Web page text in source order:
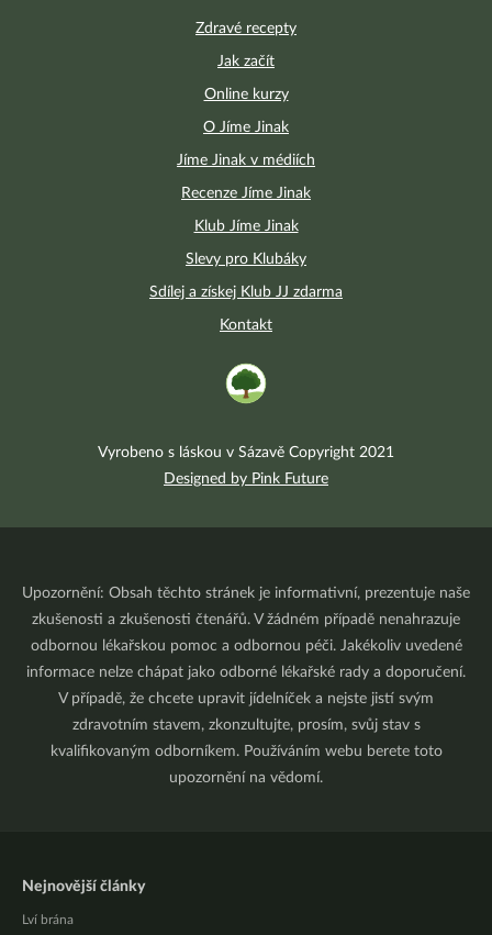
Zdravé recepty
Jak začít
Online kurzy
O Jíme Jinak
Jíme Jinak v médiích
Recenze Jíme Jinak
Klub Jíme Jinak
Slevy pro Klubáky
Sdílej a získej Klub JJ zdarma
Kontakt
Vyrobeno s láskou v Sázavě Copyright 2021
Designed by Pink Future
Upozornění: Obsah těchto stránek je informativní, prezentuje naše
zkušenosti a zkušenosti čtenářů. V žádném případě nenahrazuje
odbornou lékařskou pomoc a odbornou péči. Jakékoliv uvedené
informace nelze chápat jako odborné lékařské rady a doporučení.
V případě, že chcete upravit jídelníček a nejste jistí svým
zdravotním stavem, zkonzultujte, prosím, svůj stav s
kvalifikovaným odborníkem. Používáním webu berete toto
upozornění na vědomí.
Nejnovější články
Lví brána